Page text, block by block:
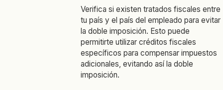
Verifica si existen tratados fiscales entre
tu país y el país del empleado para evitar
la doble imposición. Esto puede
permitirte utilizar créditos fiscales
específicos para compensar impuestos
adicionales, evitando así la doble
imposición.